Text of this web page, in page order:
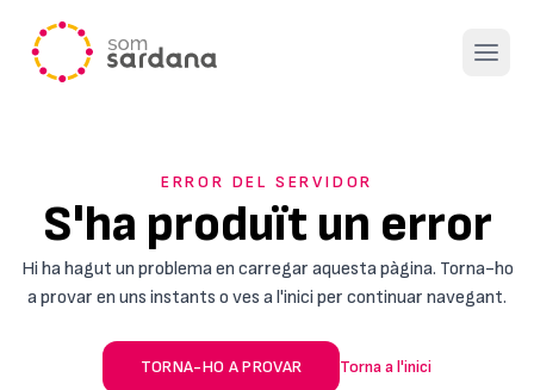
Open
ERROR DEL SERVIDOR
S'ha produït un error
Hi ha hagut un problema en carregar aquesta pàgina. Torna-ho
a provar en uns instants o ves a l'inici per continuar navegant.
TORNA-HO A PROVAR Torna a l'inici